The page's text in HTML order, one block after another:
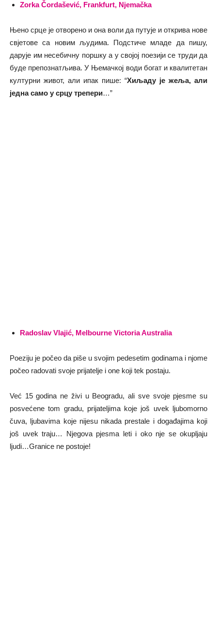
Zorka Čordašević, Frankfurt, Njemačka
Њено срце је отворено и она воли да путује и открива нове
свјетове са новим људима. Подстиче младе да пишу,
дарује им несебичну поршку а у својој поезији се труди да
буде препознатљива. У Њемачкој води богат и квалитетан
културни живот, али ипак пише: “Хиљаду је жеља, али
једна само у срцу трепери…”
Radoslav Vlajić, Melbourne Victoria Australia
Poeziju je počeo da piše u svojim pedesetim godinama i njome
počeo radovati svoje prijatelje i one koji tek postaju.
Već 15 godina ne živi u Beogradu, ali sve svoje pjesme su
posvećene tom gradu, prijateljima koje još uvek ljubomorno
čuva, ljubavima koje nijesu nikada prestale i događajima koji
još uvek traju… Njegova pjesma leti i oko nje se okupljaju
ljudi…Granice ne postoje!